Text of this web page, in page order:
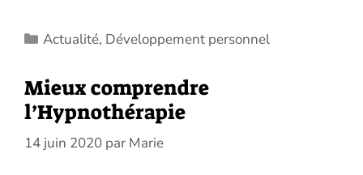
Catégories
Actualité, Développement personnel
Mieux comprendre
l’Hypnothérapie
14 juin 2020 par Marie